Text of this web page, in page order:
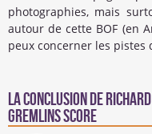
photographies, mais
autour de cette BOF (en
peux concerner les pistes
La conclusion de
Gremlins score